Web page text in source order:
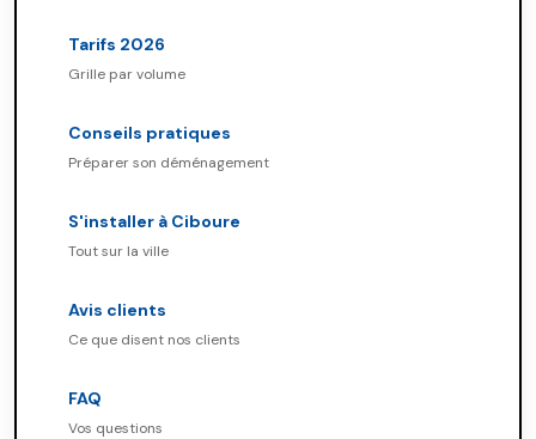
Tarifs 2026
Grille par volume
Conseils pratiques
Préparer son déménagement
S'installer à Ciboure
Tout sur la ville
Avis clients
Ce que disent nos clients
FAQ
Vos questions